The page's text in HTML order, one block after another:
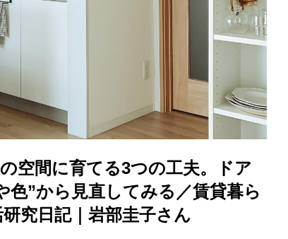
空間に育てる3つの工夫。ドア
”から見直してみる／賃貸暮ら
究日記｜岩部圭子さん